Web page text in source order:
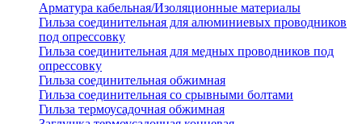
Арматура кабельная/Изоляционные материалы
Гильза соединительная для алюминиевых проводников
под опрессовку
Гильза соединительная для медных проводников под
опрессовку
Гильза соединительная обжимная
Гильза соединительная со срывными болтами
Гильза термоусадочная обжимная